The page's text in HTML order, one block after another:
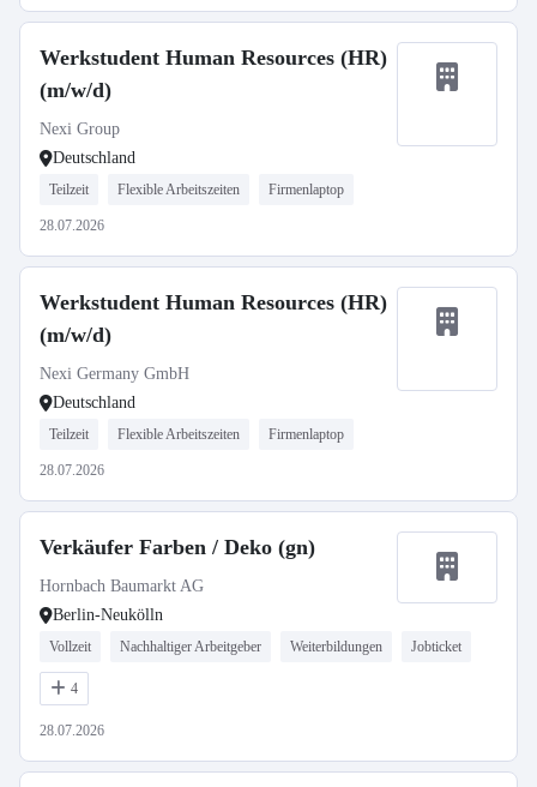
Werkstudent Human Resources (HR)
(m/w/d)
Nexi Group
Deutschland
Teilzeit Flexible Arbeitszeiten Firmenlaptop
28.07.2026
Werkstudent Human Resources (HR)
(m/w/d)
Nexi Germany GmbH
Deutschland
Teilzeit Flexible Arbeitszeiten Firmenlaptop
28.07.2026
Verkäufer Farben / Deko (gn)
Hornbach Baumarkt AG
Berlin-Neukölln
Vollzeit Nachhaltiger Arbeitgeber Weiterbildungen Jobticket
4
28.07.2026